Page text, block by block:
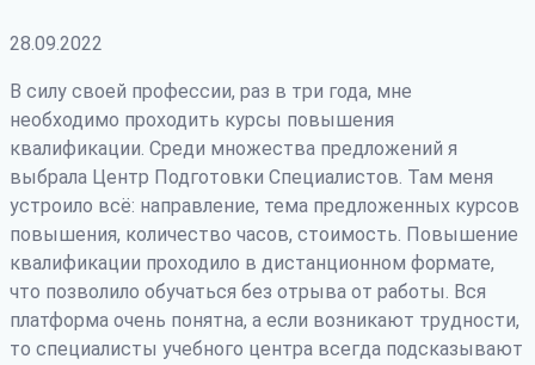
28.09.2022
В силу своей профессии, раз в три года, мне
необходимо проходить курсы повышения
квалификации. Среди множества предложений я
выбрала Центр Подготовки Специалистов. Там меня
устроило всё: направление, тема предложенных курсов
повышения, количество часов, стоимость. Повышение
квалификации проходило в дистанционном формате,
что позволило обучаться без отрыва от работы. Вся
платформа очень понятна, а если возникают трудности,
то специалисты учебного центра всегда подсказывают